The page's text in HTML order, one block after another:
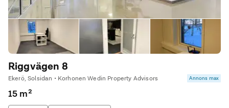
Riggvägen 8
Ekerö, Solsidan • Korhonen Wedin Property Advisors Annons max
15 m²